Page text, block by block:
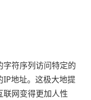
符序列访问特定的
地址。这极大地提
联网变得更加人性